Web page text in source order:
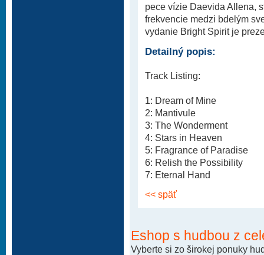
pece vízie Daevida Allena,
frekvencie medzi bdelým
vydanie Bright Spirit je
Detailný popis:
Track Listing:
1: Dream of Mine
2: Mantivule
3: The Wonderment
4: Stars in Heaven
5: Fragrance of Paradise
6: Relish the Possibility
7: Eternal Hand
<< späť
Eshop s hudbou z
Vyberte si zo širokej ponuky